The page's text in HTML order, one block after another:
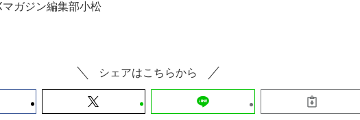
ガジン編集部小松
シェアはこちらから